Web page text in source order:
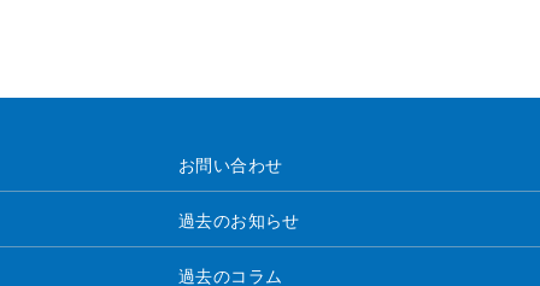
お問い合わせ
過去のお知らせ
過去のコラム